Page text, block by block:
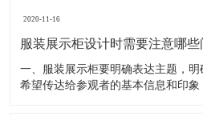
2020-11-16
服装展示柜设计时需要注意哪些
一、服装展示柜要明确表达主题，明确传达信息
希望传达给参观者的基本信息和印象